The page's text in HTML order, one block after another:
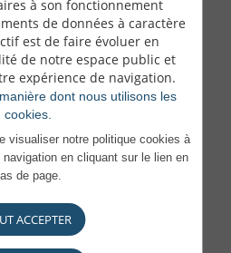
nous
nous rejoindre
avantages
à son fonctionnement
de données à caractère
est de faire évoluer en
de notre espace public et
expérience de navigation.
dont nous utilisons les
cookies.
visualiser notre politique cookies à
en cliquant sur le lien en
de page.
ACCEPTER